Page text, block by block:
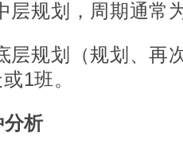
层规划，周期通常
层规划（规划、再
1班。
分析